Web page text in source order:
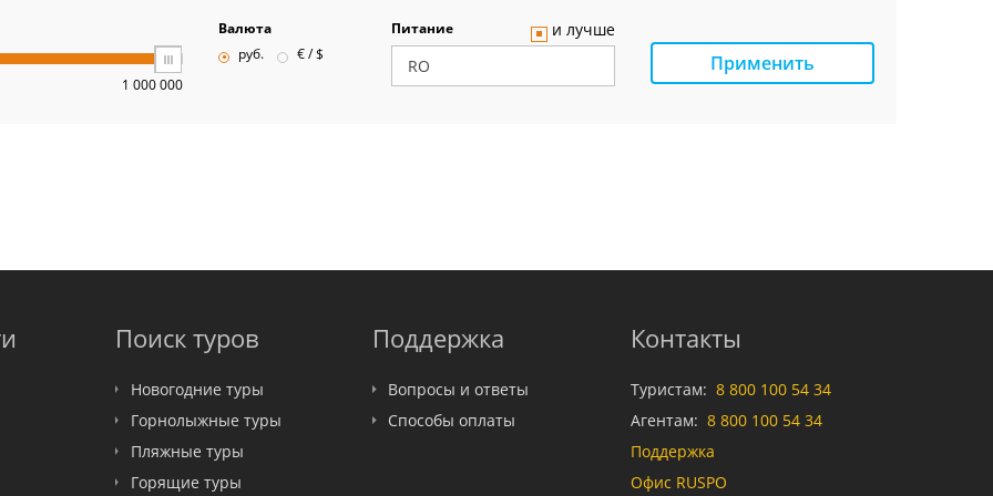
1 000 000
Валюта
руб.
€ / $
Питание и лучше
Применить
Поиск туров
Новогодние туры
Горнолыжные туры
Пляжные туры
Горящие туры
Поддержка
Вопросы и ответы
Способы оплаты
Контакты
Туристам: 8 800 100 54 34
Агентам: 8 800 100 54 34
Поддержка
Офис RUSPO